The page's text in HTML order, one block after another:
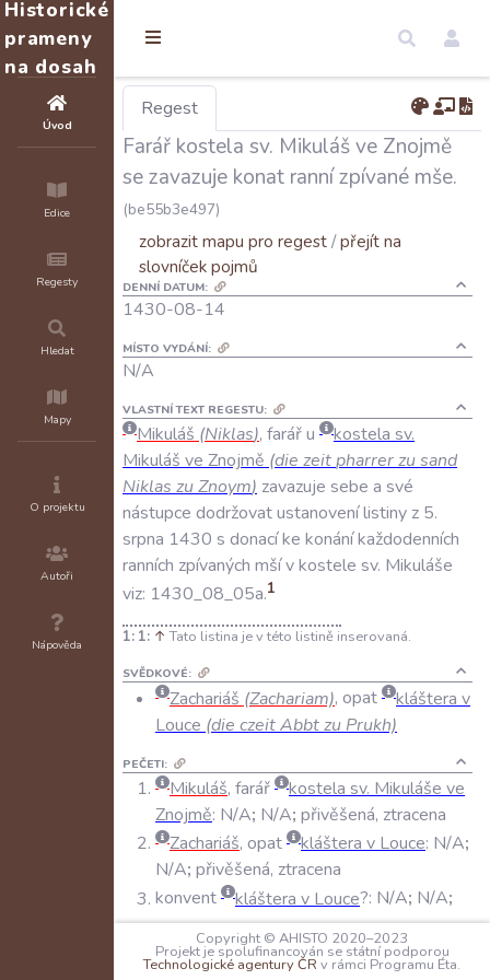
Historické
prameny
na dosah
Úvod
Edice
Regesty
Hledat
Mapy
O projektu
Autoři
Nápověda
Regest
Farář kostela sv. Mikuláš ve Znojmě
se zavazuje konat ranní zpívané mše.
(be55b3e497)
zobrazit mapu pro regest/přejít na
slovníček pojmů
DENNÍ DATUM:
1430-08-14
MÍSTO VYDÁNÍ:
N/A
VLASTNÍ TEXT REGESTU:
Mikuláš (Niklas), farářu kostela sv.
Mikuláš ve Znojmě (die zeitpharrerzusand
Niklas zuZnoym) zavazuje sebe a své
nástupce dodržovatustanovenílistiny z 5.
srpna 1430 s donacíke konáníkaždodenních
ranních zpívaných mšívkostele sv. Mikuláše
viz: 1430_08_05a.1
1: ↑ Tato listina je v této listině inserovaná.
SVĚDKOVÉ:
Zachariáš (Zachariam), opat
kláštera v
Louce (die czeit Abbt zu Prukh)
PEČETI:
Mikuláš, farář
kostela sv. Mikuláše ve
Znojmě: N/A; N/A; přivěšená, ztracena
Zachariáš, opat kláštera v Louce: N/A;
N/A; přivěšená, ztracena
konvent
kláštera v Louce?: N/A; N/A;
přivěšená, ztracena
KANCELÁŘSKÉ POZNÁMKY:
Copyright © AHISTO 2020–2023
Projekt je spolufinancován se státní podporou
Technologické agentury ČR v rámci Programu Éta.